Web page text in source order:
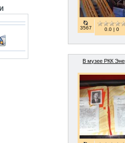
3567 0.0 | 0
В музее РКК